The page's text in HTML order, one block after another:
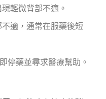
輕微背部不適。
適，通常在服藥後短
停藥並尋求醫療幫助。